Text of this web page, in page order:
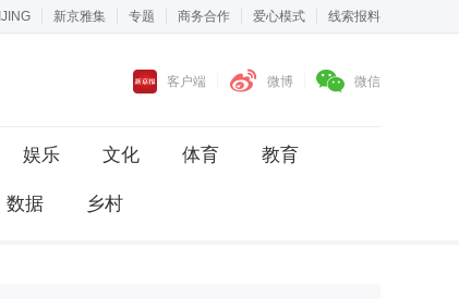
新京雅集 专题 商务合作 爱心模式 线索报料
客户端 微博 微信
娱乐 文化 体育 教育
数据 乡村